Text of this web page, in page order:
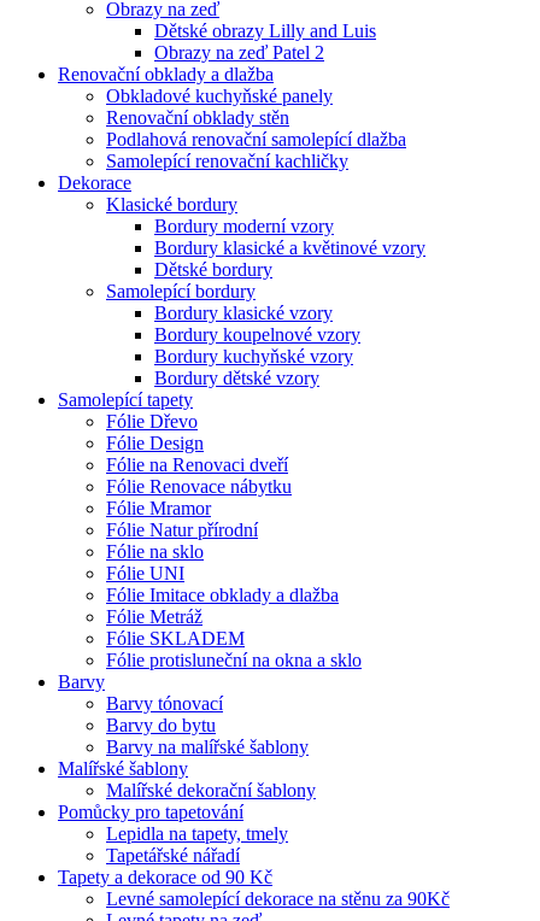
Obrazy na zeď
Dětské obrazy Lilly and Luis
Obrazy na zeď Patel 2
Renovační obklady a dlažba
Obkladové kuchyňské panely
Renovační obklady stěn
Podlahová renovační samolepící dlažba
Samolepící renovační kachličky
Dekorace
Klasické bordury
Bordury moderní vzory
Bordury klasické a květinové vzory
Dětské bordury
Samolepící bordury
Bordury klasické vzory
Bordury koupelnové vzory
Bordury kuchyňské vzory
Bordury dětské vzory
Samolepící tapety
Fólie Dřevo
Fólie Design
Fólie na Renovaci dveří
Fólie Renovace nábytku
Fólie Mramor
Fólie Natur přírodní
Fólie na sklo
Fólie UNI
Fólie Imitace obklady a dlažba
Fólie Metráž
Fólie SKLADEM
Fólie protisluneční na okna a sklo
Barvy
Barvy tónovací
Barvy do bytu
Barvy na malířské šablony
Malířské šablony
Malířské dekorační šablony
Pomůcky pro tapetování
Lepidla na tapety, tmely
Tapetářské nářadí
Tapety a dekorace od 90 Kč
Levné samolepící dekorace na stěnu za 90Kč